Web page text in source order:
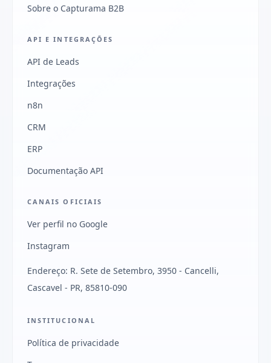
Sobre o Capturama B2B
API E INTEGRAÇÕES
API de Leads
Integrações
n8n
CRM
ERP
Documentação API
CANAIS OFICIAIS
Ver perfil no Google
Instagram
Endereço: R. Sete de Setembro, 3950 - Cancelli,
Cascavel - PR, 85810-090
INSTITUCIONAL
Política de privacidade